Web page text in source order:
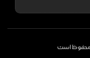
محفوظ است